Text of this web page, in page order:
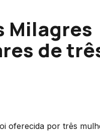
Milagres
de
oferecida por três